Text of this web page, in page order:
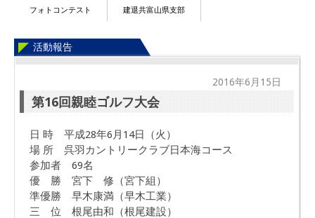
フォトコンテスト 建退共富山県支部
活動報告
2016年6月15日
第16回親睦ゴルフ大会
日 時 平成28年6月14日（火）
場 所 呉羽カントリークラブ日本海コース
参加者 69名
優 勝 宮下 修（宮下組）
準優勝 早木康満（早木工業）
三 位 根尾由和（根尾建設）